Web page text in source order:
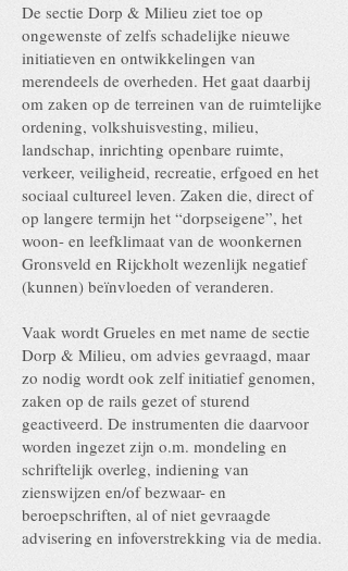
De sectie Dorp & Milieu ziet toe op
ongewenste of zelfs schadelijke nieuwe
initiatieven en ontwikkelingen van
merendeels de overheden. Het gaat daarbij
om zaken op de terreinen van de ruimtelijke
ordening, volkshuisvesting, milieu,
landschap, inrichting openbare ruimte,
verkeer, veiligheid, recreatie, erfgoed en het
sociaal cultureel leven. Zaken die, direct of
op langere termijn het “dorpseigene”, het
woon- en leefklimaat van de woonkernen
Gronsveld en Rijckholt wezenlijk negatief
(kunnen) beïnvloeden of veranderen.
Vaak wordt Grueles en met name de sectie
Dorp & Milieu, om advies gevraagd, maar
zo nodig wordt ook zelf initiatief genomen,
zaken op de rails gezet of sturend
geactiveerd. De instrumenten die daarvoor
worden ingezet zijn o.m. mondeling en
schriftelijk overleg, indiening van
zienswijzen en/of bezwaar- en
beroepschriften, al of niet gevraagde
advisering en infoverstrekking via de media.